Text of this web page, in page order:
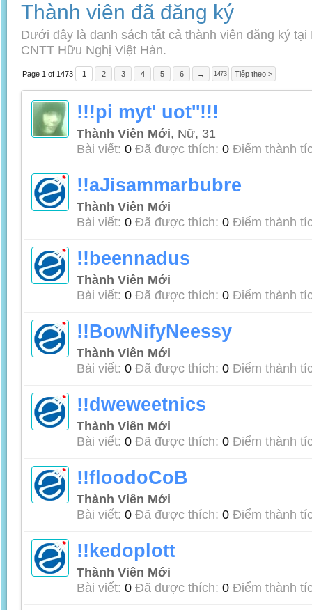
Thành viên đã đăng ký
Dưới đây là danh sách tất cả thành viên đăng ký
CNTT Hữu Nghị Việt Hàn.
Page 1 of 1473 1 2 3 4 5 6 → 1473 Tiếp theo >
!!!pi myt' uot''!!!
Thành Viên Mới, Nữ, 31
Bài viết: 0 Đã được thích: 0 Điểm thành
!!aJisammarbubre
Thành Viên Mới
Bài viết: 0 Đã được thích: 0 Điểm thành
!!beennadus
Thành Viên Mới
Bài viết: 0 Đã được thích: 0 Điểm thành
!!BowNifyNeessy
Thành Viên Mới
Bài viết: 0 Đã được thích: 0 Điểm thành
!!dweweetnics
Thành Viên Mới
Bài viết: 0 Đã được thích: 0 Điểm thành
!!floodoCoB
Thành Viên Mới
Bài viết: 0 Đã được thích: 0 Điểm thành
!!kedoplott
Thành Viên Mới
Bài viết: 0 Đã được thích: 0 Điểm thành